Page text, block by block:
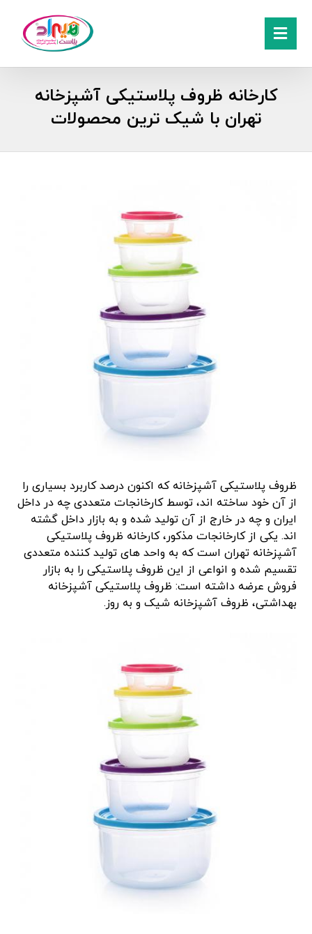
کارخانه ظروف پلاستیکی آشپزخانه
تهران با شیک ترین محصولات
ظروف پلاستیکی آشپزخانه که اکنون درصد کاربرد بسیاری را
از آن خود ساخته اند، توسط کارخانجات متعددی چه در داخل
ایران و چه در خارج از آن تولید شده و به بازار داخل گشته
اند. یکی از کارخانجات مذکور، کارخانه ظروف پلاستیکی
آشپزخانه تهران است که به واحد های تولید کننده متعددی
تقسیم شده و انواعی از این ظروف پلاستیکی را به بازار
فروش عرضه داشته است: ظروف پلاستیکی آشپزخانه
بهداشتی، ظروف آشپزخانه شیک و به روز.